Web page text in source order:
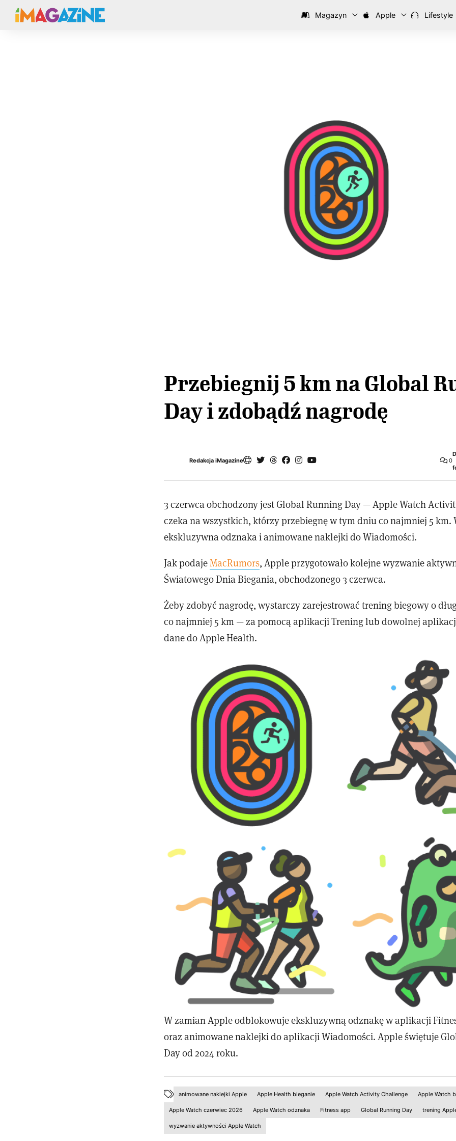
Magazyn Apple Lifestyle
Przebiegnij 5 km na Global
Day i zdobądź nagrodę
Redakcja iMagazine 0
3 czerwca obchodzony jest Global Running Day — Apple Watch
czeka na wszystkich, którzy przebiegnę w tym dniu co najmniej 5 km.
ekskluzywna odznaka i animowane naklejki do Wiadomości.
Jak podaje MacRumors, Apple przygotowało kolejne wyzwanie
Światowego Dnia Biegania, obchodzonego 3 czerwca.
Żeby zdobyć nagrodę, wystarczy zarejestrować trening biegowy o
co najmniej 5 km — za pomocą aplikacji Trening lub dowolnej
dane do Apple Health.
W zamian Apple odblokowuje ekskluzywną odznakę w aplikacji
oraz animowane naklejki do aplikacji Wiadomości. Apple świętuje
Day od 2024 roku.
animowane naklejki Apple Apple Health bieganie Apple Watch Activity Challenge Apple Watch
Apple Watch czerwiec 2026 Apple Watch odznaka Fitness app Global Running Day trening
wyzwanie aktywności Apple Watch